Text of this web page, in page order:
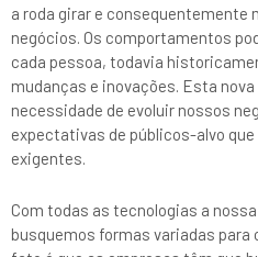
a roda girar e
negócios. Os comportamentos
cada pessoa, todavia
mudanças e inovações. Esta
necessidade de evoluir nossos
expectativas de públicos-alvo
exigentes.
Com todas as tecnologias a
busquemos formas variadas